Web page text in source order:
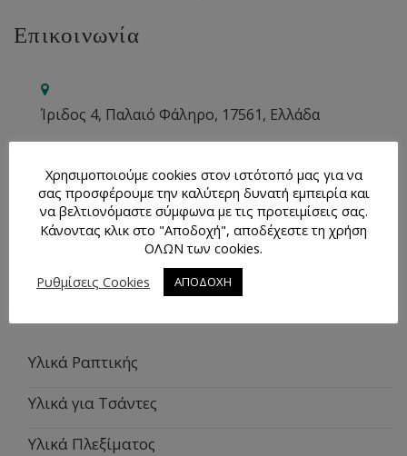
Επικοινωνία
Ίριδος 4, Παλαιό Φάληρο, 17561, Ελλάδα
210 9842836
info@rafto.gr
Υλικά Ραπτικής
Υλικά για Τσάντες
Υλικά Πλεξίματος
Χρησιμοποιούμε cookies στον ιστότοπό μας για να
σας προσφέρουμε την καλύτερη δυνατή εμπειρία και
να βελτιονόμαστε σύμφωνα με τις προτειμίσεις σας.
Κάνοντας κλικ στο "Αποδοχή", αποδέχεστε τη χρήση
ΟΛΩΝ των cookies.
Ρυθμίσεις Cookies
ΑΠΟΔΟΧΗ